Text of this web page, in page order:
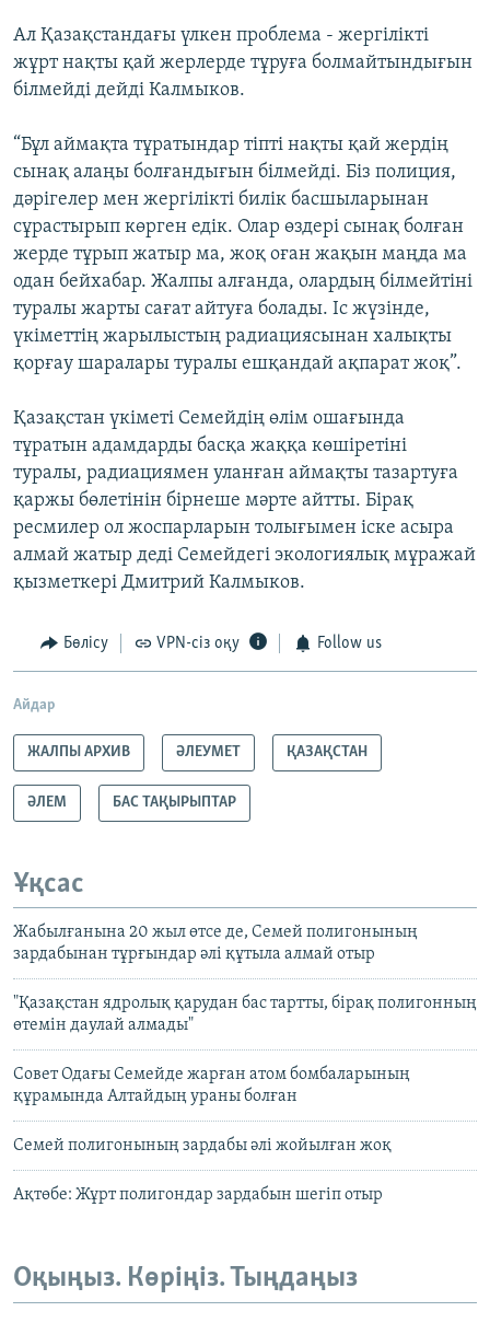
Ал Қазақстандағы үлкен проблема - жергілікті
жұрт нақты қай жерлерде тұруға болмайтындығын
білмейді дейді Калмыков.
“Бұл аймақта тұратындар тіпті нақты қай жердің
сынақ алаңы болғандығын білмейді. Біз полиция,
дәрігелер мен жергілікті билік басшыларынан
сұрастырып көрген едік. Олар өздері сынақ болған
жерде тұрып жатыр ма, жоқ оған жақын маңда ма
одан бейхабар. Жалпы алғанда, олардың білмейтіні
туралы жарты сағат айтуға болады. Іс жүзінде,
үкіметтің жарылыстың радиациясынан халықты
қорғау шаралары туралы ешқандай ақпарат жоқ”.
Қазақстан үкіметі Семейдің өлім ошағында
тұратын адамдарды басқа жаққа көшіретіні
туралы, радиациямен уланған аймақты тазартуға
қаржы бөлетінін бірнеше мәрте айтты. Бірақ
ресмилер ол жоспарларын толығымен іске асыра
алмай жатыр деді Семейдегі экологиялық мұражай
қызметкері Дмитрий Калмыков.
Бөлісу VPN-сіз оқу Follow us
Айдар
ЖАЛПЫ АРХИВ ӘЛЕУМЕТ ҚАЗАҚСТАН
ӘЛЕМ БАС ТАҚЫРЫПТАР
Ұқсас
Жабылғанына 20 жыл өтсе де, Семей полигонының
зардабынан тұрғындар әлі құтыла алмай отыр
"Қазақстан ядролық қарудан бас тартты, бірақ полигонның
өтемін даулай алмады"
Совет Одағы Семейде жарған атом бомбаларының
құрамында Алтайдың ураны болған
Семей полигонының зардабы әлі жойылған жоқ
Ақтөбе: Жұрт полигондар зардабын шегіп отыр
Оқыңыз. Көріңіз. Тыңдаңыз